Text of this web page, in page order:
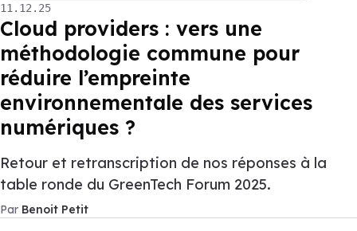
Cloud providers : vers une
méthodologie commune pour
réduire l’empreinte
environnementale des services
numériques ?
Retour et retranscription de nos réponses à la
table ronde du GreenTech Forum 2025.
11.12.25
Par Benoit Petit